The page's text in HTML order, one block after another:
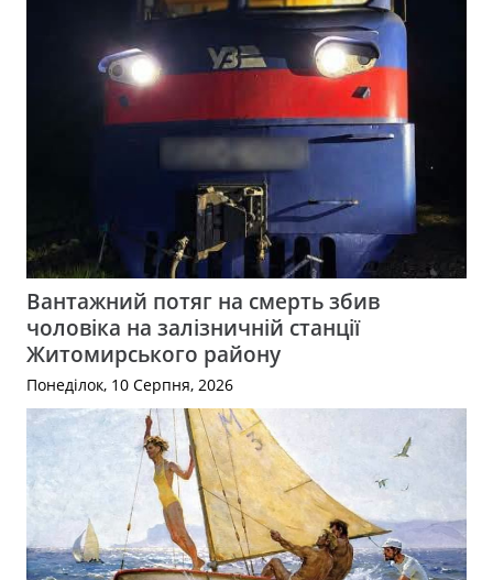
Вантажний потяг на смерть збив
чоловіка на залізничній станції
Житомирського району
Понеділок, 10 Серпня, 2026